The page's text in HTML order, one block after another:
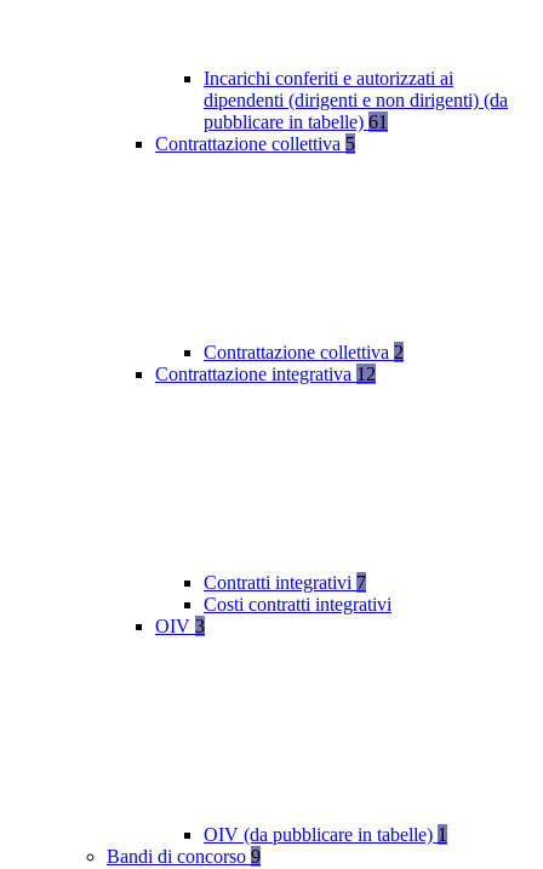
Incarichi conferiti e autorizzati ai
dipendenti (dirigenti e non dirigenti) (da
pubblicare in tabelle) 61
Contrattazione collettiva 5
Contrattazione collettiva 2
Contrattazione integrativa 12
Contratti integrativi 7
Costi contratti integrativi
OIV 3
OIV (da pubblicare in tabelle) 1
Bandi di concorso 9